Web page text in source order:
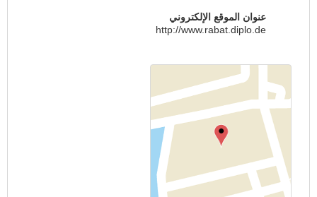
عنوان الموقع الإلكتروني
http://www.rabat.diplo.de